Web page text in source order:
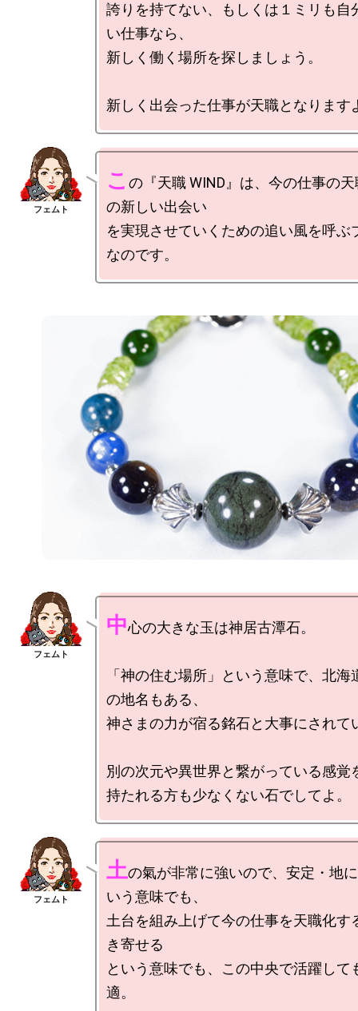
誇りを持てない、もしくは１ミリも自
い仕事なら、
新しく働く場所を探しましょう。
こ の『天職 WIND』は、今の仕事の
の新しい出会い
を実現させていくための追い風を呼ぶ
中心の大きな玉は神居古潭石。
「神の住む場所」という意味で、北海
の地名もある、
神さまの力が宿る銘石と大事にされて
別の次元や異世界と繋がっている感覚
土の氣が非常に強いので、安定・地
いう意味でも、
土台を組み上げて今の仕事を天職化す
き寄せる
という意味でも、この中央で活躍して
適。